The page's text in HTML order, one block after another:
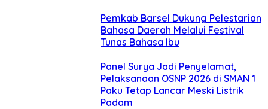
Pemkab Barsel Dukung Pelestarian
Bahasa Daerah Melalui Festival
Tunas Bahasa Ibu
Panel Surya Jadi Penyelamat,
Pelaksanaan OSNP 2026 di SMAN 1
Paku Tetap Lancar Meski Listrik
Padam